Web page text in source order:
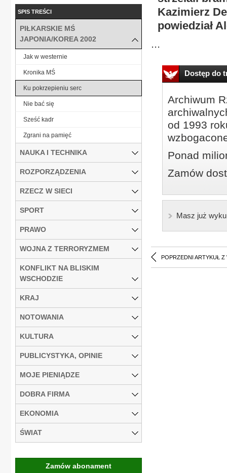
Kazimierz
powiedział
...
Dostęp do
Archiwum
od 1993
Ponad
Zamów
Masz już
POPRZEDNI ARTYKUŁ Z
SPIS TREŚCI
PIŁKARSKIE MŚ
JAPONIA/KOREA 2002
Jak w westernie
Kronika MŚ
Ku pokrzepieniu serc
Nie bać się
Sześć kadr
Zgrani na pamięć
NAUKA I TECHNIKA
ROZPORZĄDZENIA
RZECZ W SIECI
SPORT
PRAWO
WOJNA Z TERRORYZMEM
KONFLIKT NA BLISKIM
WSCHODZIE
KRAJ
NOTOWANIA
KULTURA
PUBLICYSTYKA, OPINIE
MOJE PIENIĄDZE
DOBRA FIRMA
EKONOMIA
ŚWIAT
Zamów abonament